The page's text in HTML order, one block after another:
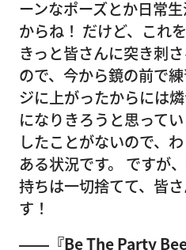
ーンなポーズとか日常
からね！ だけど、これ
きっと皆さんに突き刺
ので、今から鏡の前で
ジに上がったからには
になりきろうと思って
したことがないので、
ある状況です。 ですが
持ちは一切捨てて、皆
す！
――『Be The Party